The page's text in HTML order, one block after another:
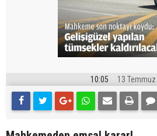
10:05 13